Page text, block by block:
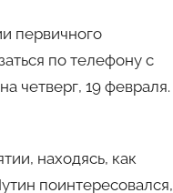
первичного
по телефону с
четверг, 19 февраля.
находясь, как
поинтересовался,